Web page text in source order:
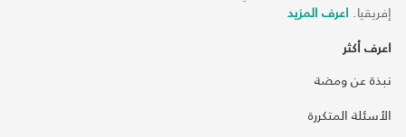
إفريقيا. اعرف المزيد
اعرف أكثر
نبذة عن ومضة
الأسئلة المتكررة